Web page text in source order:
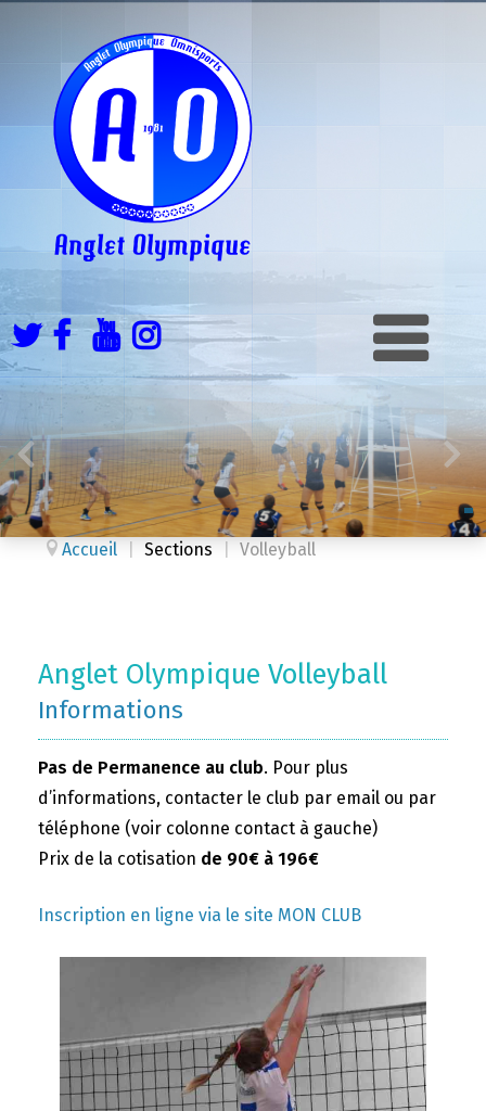
Accueil Sections Volleyball
Anglet Olympique Volleyball
Informations
Pas de Permanence au club. Pour plus
d’informations, contacter le club par email ou par
téléphone (voir colonne contact à gauche)
Prix de la cotisation de 90€ à 196€
Inscription en ligne via le site MON CLUB